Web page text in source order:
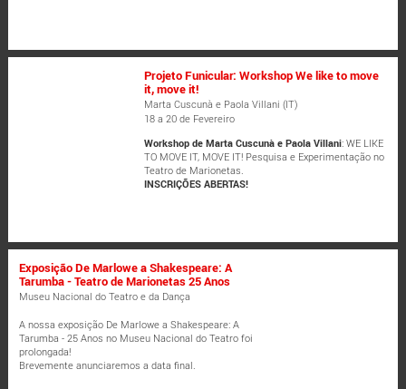
Projeto Funicular: Workshop We like to move
it, move it!
Marta Cuscunà e Paola Villani (IT)
18 a 20 de Fevereiro
Workshop de Marta Cuscunà e Paola Villani: WE LIKE
TO MOVE IT, MOVE IT! Pesquisa e Experimentação no
Teatro de Marionetas.
INSCRIÇÕES ABERTAS!
Exposição De Marlowe a Shakespeare: A
Tarumba - Teatro de Marionetas 25 Anos
Museu Nacional do Teatro e da Dança
A nossa exposição De Marlowe a Shakespeare: A
Tarumba - 25 Anos no Museu Nacional do Teatro foi
prolongada!
Brevemente anunciaremos a data final.